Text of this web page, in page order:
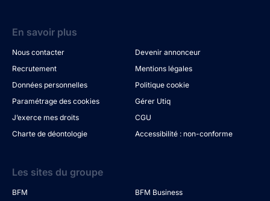
En savoir plus
Nous contacter
Devenir annonceur
Recrutement
Mentions légales
Données personnelles
Politique cookie
Paramétrage des cookies
Gérer Utiq
J’exerce mes droits
CGU
Charte de déontologie
Accessibilité : non-conforme
Les sites du groupe
BFM
BFM Business